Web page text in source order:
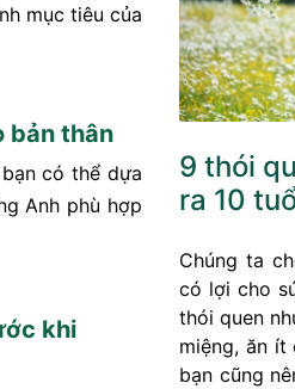
mục tiêu của
bản thân
có thể dựa
Anh phù hợp
khi
9 thói
ra 10
Chúng ta
có lợi cho
thói quen
miệng, ăn ít
bạn cũng